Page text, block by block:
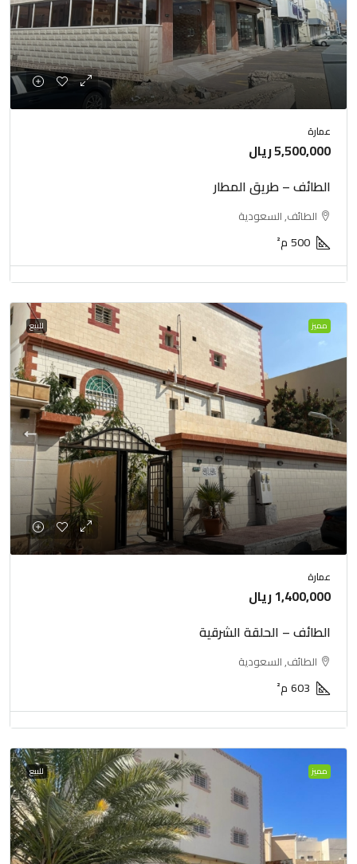
عمارة
5,500,000 ريال
الطائف – طريق المطار
الطائف, السعودية
500م²
مميز للبيع
عمارة
1,400,000 ريال
الطائف – الحلقة الشرقية
الطائف, السعودية
603م²
مميز للبيع